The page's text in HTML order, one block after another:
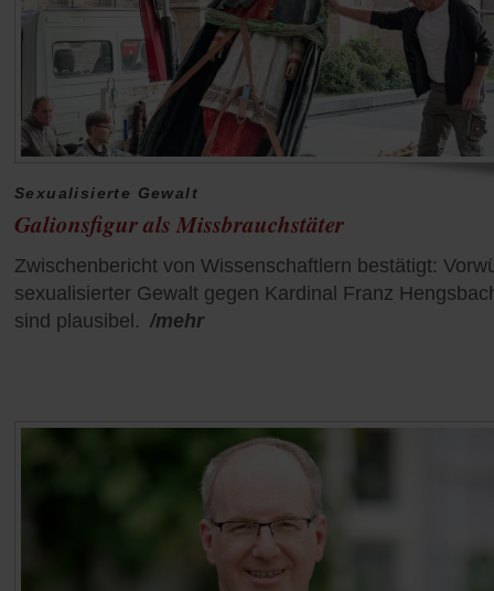
Sexualisierte Gewalt
Galionsfigur als Missbrauchstäter
Zwischenbericht von Wissenschaftlern bestätigt:
sexualisierter Gewalt gegen Kardinal Franz
sind plausibel. /mehr